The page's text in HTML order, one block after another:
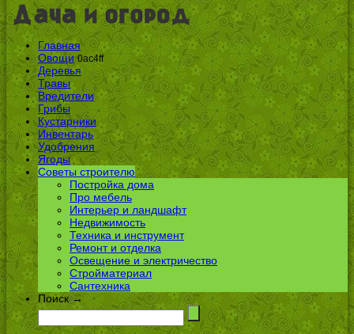
Главная
Овощи 0ac4ff
Деревья
Травы
Вредители
Грибы
Кустарники
Инвентарь
Удобрения
Ягоды
Советы строителю
Постройка дома
Про мебель
Интерьер и ландшафт
Недвижимость
Техника и инструмент
Ремонт и отделка
Освещение и электричество
Стройматериал
Сантехника
Поиск →